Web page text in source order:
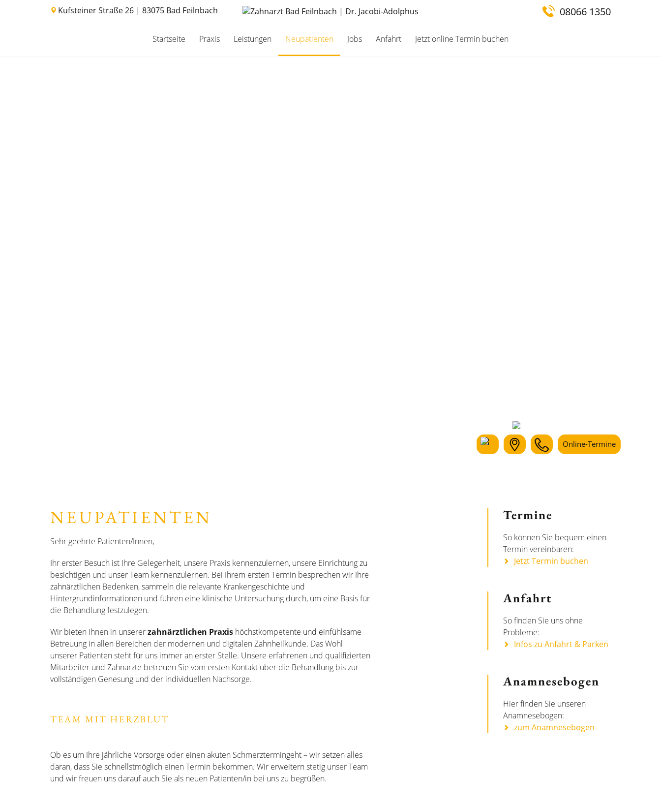
Kufsteiner Straße 26 | 83075 Bad Feilnbach 08066 1350
Startseite Praxis Leistungen Neupatienten Jobs Anfahrt Jetzt online Termin buchen
Online-Termine
NEUPATIENTEN
Sehr geehrte Patienten/Innen,
Ihr erster Besuch ist Ihre Gelegenheit, unsere Praxis kennenzulernen, unsere Einrichtung zu
besichtigen und unser Team kennenzulernen. Bei Ihrem ersten Termin besprechen wir Ihre
zahnärztlichen Bedenken, sammeln die relevante Krankengeschichte und
Hintergrundinformationen und führen eine klinische Untersuchung durch, um eine Basis für
die Behandlung festzulegen.
Wir bieten Ihnen in unsererzahnärztlichen Praxis höchstkompetente und einfühlsame
Betreuung in allen Bereichen der modernen und digitalen Zahnheilkunde. Das Wohl
unserer Patienten steht für uns immer an erster Stelle. Unsere erfahrenen und qualifizierten
Mitarbeiter und Zahnärzte betreuen Sie vom ersten Kontakt über die Behandlung bis zur
vollständigen Genesung und der individuellen Nachsorge.
TEAM MIT HERZBLUT
Ob es um Ihre jährliche Vorsorge oder einen akuten Schmerztermingeht – wir setzen alles
daran, dass Sie schnellstmöglich einen Termin bekommen. Wir erweitern stetig unser Team
und wir freuen uns darauf auch Sie als neuen Patienten/in bei uns zu begrüßen.
Termine
So können Sie bequem einen
Termin vereinbaren:
Jetzt Termin buchen
Anfahrt
So finden Sie uns ohne
Probleme:
Infos zu Anfahrt & Parken
Anamnesebogen
Hier finden Sie unseren
Anamnesebogen:
zum Anamnesebogen